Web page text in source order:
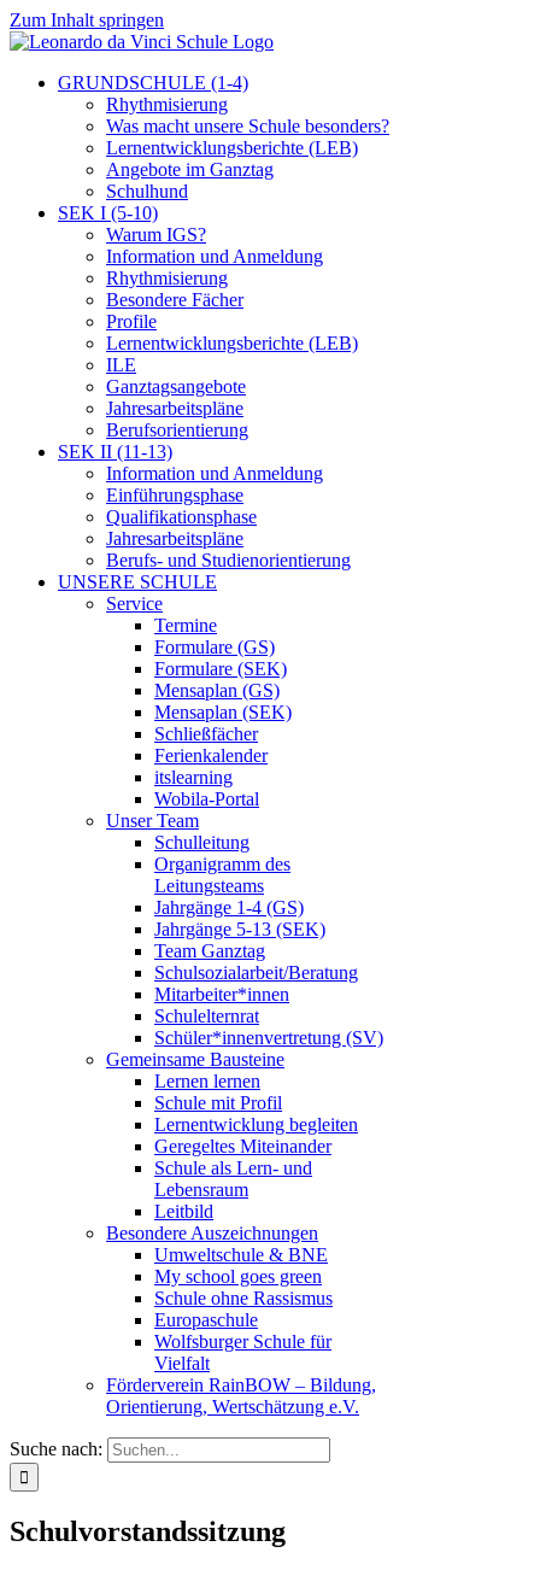
Zum Inhalt springen
GRUNDSCHULE (1-4)
Rhythmisierung
Was macht unsere Schule besonders?
Lernentwicklungsberichte (LEB)
Angebote im Ganztag
Schulhund
SEK I (5-10)
Warum IGS?
Information und Anmeldung
Rhythmisierung
Besondere Fächer
Profile
Lernentwicklungsberichte (LEB)
ILE
Ganztagsangebote
Jahresarbeitspläne
Berufsorientierung
SEK II (11-13)
Information und Anmeldung
Einführungsphase
Qualifikationsphase
Jahresarbeitspläne
Berufs- und Studienorientierung
UNSERE SCHULE
Service
Termine
Formulare (GS)
Formulare (SEK)
Mensaplan (GS)
Mensaplan (SEK)
Schließfächer
Ferienkalender
itslearning
Wobila-Portal
Unser Team
Schulleitung
Organigramm des
Leitungsteams
Jahrgänge 1-4 (GS)
Jahrgänge 5-13 (SEK)
Team Ganztag
Schulsozialarbeit/Beratung
Mitarbeiter*innen
Schulelternrat
Schüler*innenvertretung (SV)
Gemeinsame Bausteine
Lernen lernen
Schule mit Profil
Lernentwicklung begleiten
Geregeltes Miteinander
Schule als Lern- und
Lebensraum
Leitbild
Besondere Auszeichnungen
Umweltschule & BNE
My school goes green
Schule ohne Rassismus
Europaschule
Wolfsburger Schule für
Vielfalt
Förderverein RainBOW – Bildung,
Orientierung, Wertschätzung e.V.
Suche nach:
Schulvorstandssitzung